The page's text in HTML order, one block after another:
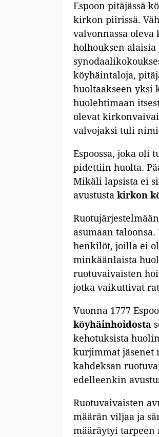
Espoon pitäjässä
kirkon piirissä.
valvonnassa
holhouksen
köyhäintaloja,
huoltaakseen yksi
huolehtimaan
olevat
valvojaksi tuli
Espoossa, joka oli
pidettiin huolta.
Mikäli lapsista ei
avustusta kirkon
asumaan
henkilöt, joilla ei
minkäänlaista
ruotuvaivaisten
jotka vaikuttivat
Vuonna 1777
köyhäinhoidosta
kehotuksista
kurjimmat jäsenet
kahdeksan
edelleenkin
Ruotuvaivaisten
määrän viljaa ja
määräytyi tarpeen